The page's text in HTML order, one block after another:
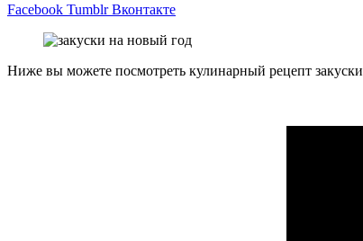
Facebook Tumblr Вконтакте
Ниже вы можете посмотреть кулинарный рецепт